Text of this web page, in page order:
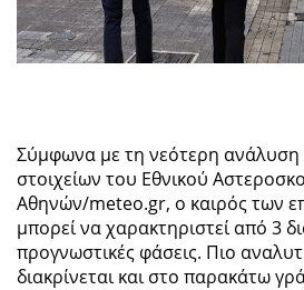
Σύμφωνα με τη νεότερη
στοιχείων του Εθνικού
Αθηνών/meteo.gr, ο καιρός των
μπορεί να χαρακτηριστεί από 3
προγνωστικές φάσεις. Πιο
διακρίνεται και στο παρακάτω